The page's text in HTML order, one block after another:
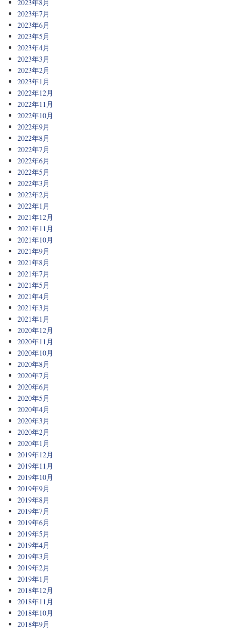
2023年8月
2023年7月
2023年6月
2023年5月
2023年4月
2023年3月
2023年2月
2023年1月
2022年12月
2022年11月
2022年10月
2022年9月
2022年8月
2022年7月
2022年6月
2022年5月
2022年3月
2022年2月
2022年1月
2021年12月
2021年11月
2021年10月
2021年9月
2021年8月
2021年7月
2021年5月
2021年4月
2021年3月
2021年1月
2020年12月
2020年11月
2020年10月
2020年8月
2020年7月
2020年6月
2020年5月
2020年4月
2020年3月
2020年2月
2020年1月
2019年12月
2019年11月
2019年10月
2019年9月
2019年8月
2019年7月
2019年6月
2019年5月
2019年4月
2019年3月
2019年2月
2019年1月
2018年12月
2018年11月
2018年10月
2018年9月